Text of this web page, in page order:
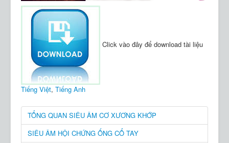
Click vào đây để download tài liệu
Tiếng Việt, Tiếng Anh
TỔNG QUAN SIÊU ÂM CƠ XƯƠNG KHỚP
SIÊU ÂM HỘI CHỨNG ỐNG CỔ TAY